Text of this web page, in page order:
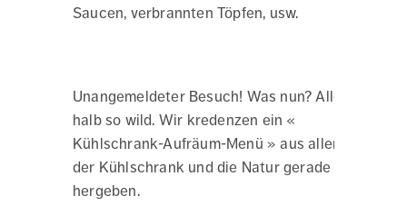
Saucen, verbrannten Töpfen, usw.
Unangemeldeter Besuch! Was nun? Alles
halb so wild. Wir kredenzen ein «
Kühlschrank-Aufräum-Menü » aus allem, was
der Kühlschrank und die Natur gerade
hergeben.